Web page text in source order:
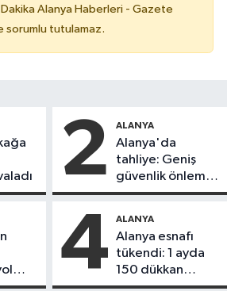
Alanya Haberleri - Gazete
sorumlu tutulamaz.
2 ALANYA
Alanya'da
tahliye: Geniş
güvenlik önlemi
alındı
4 ALANYA
Alanya esnafı
tükendi: 1 ayda
150 dükkan
kapandı